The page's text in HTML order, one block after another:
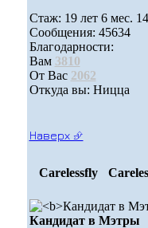
Стаж: 19 лет 6 мес.
Сообщения: 45634
Благодарности:
Вам 3810
От Вас 2062
Откуда вы: Ницца
Наверх ⮵
Carelessfly
Кандидат в Мэтры